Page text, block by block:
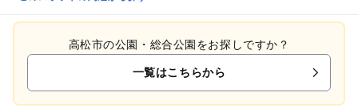
高松市の公園・総合公園をお探しですか？
一覧はこちらから